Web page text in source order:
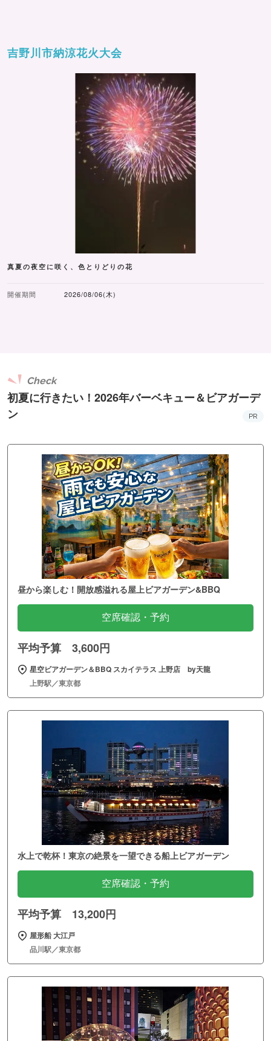
吉野川市納涼花火大会
真夏の夜空に咲く、色とりどりの花
開催期間 2026/08/06(木)
初夏に行きたい！2026年バーベキュー＆ビアガーデ
ン
Check
PR
昼から楽しむ！開放感溢れる屋上ビアガーデン&BBQ
空席確認・予約
平均予算 3,600円
星空ビアガーデン＆BBQ スカイテラス 上野店 by天龍
上野駅／東京都
水上で乾杯！東京の絶景を一望できる船上ビアガーデン
空席確認・予約
平均予算 13,200円
屋形船 大江戸
品川駅／東京都